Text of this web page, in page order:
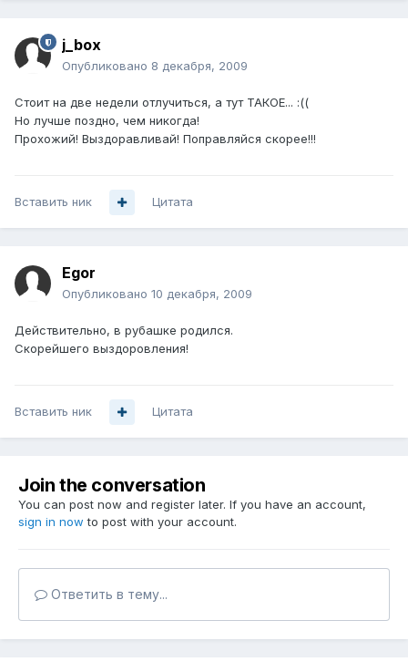
j_box
Опубликовано 8 декабря, 2009
Стоит на две недели отлучиться, а тут ТАКОЕ... :((
Но лучше поздно, чем никогда!
Прохожий! Выздоравливай! Поправляйся скорее!!!
Вставить ник Цитата
Egor
Опубликовано 10 декабря, 2009
Действительно, в рубашке родился.
Скорейшего выздоровления!
Вставить ник Цитата
Join the conversation
You can post now and register later. If you have an account,
sign in now to post with your account.
Ответить в тему...